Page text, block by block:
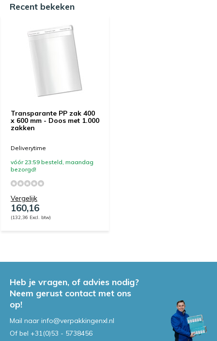
Recent bekeken
Transparante PP zak 400
x 600 mm - Doos met 1.000
zakken
Deliverytime
vóór 23:59 besteld, maandag
bezorgd!
Vergelijk
160,16
(132,36 Excl. btw)
Heb je vragen, of advies nodig?
Neem gerust contact met ons
op!
Mail naar info@verpakkingenxl.nl
Of bel +31(0)53 - 5738456